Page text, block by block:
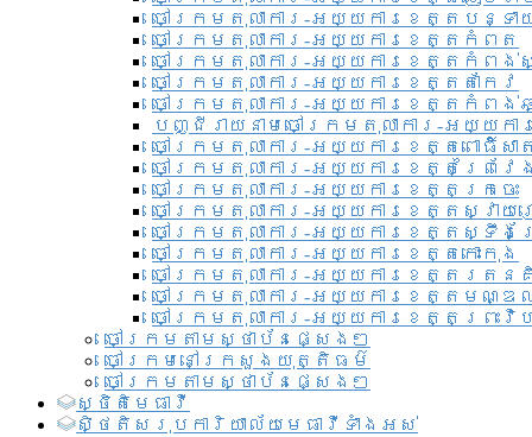
ចៅក្រមតុលាការ-អយ្យការខេត្តបន្ទា
ចៅក្រមតុលាការ-អយ្យការខេត្តកំពត
ចៅក្រមតុលាការ-អយ្យការខេត្តកំពង់
ចៅក្រមតុលាការ-អយ្យការខេត្តតាកែវ
ចៅក្រមតុលាការ-អយ្យការខេត្តកំពង់
បញ្ជីរាយនាមចៅក្រមតុលាការ-អយ្យក
ចៅក្រមតុលាការ-អយ្យការខេត្តពោធិ៍សា
ចៅក្រមតុលាការ-អយ្យការខេត្តព្រៃវែ
ចៅក្រមតុលាការ-អយ្យការខេត្តក្រចេះ
ចៅក្រមតុលាការ-អយ្យការខេត្តស្វាយ
ចៅក្រមតុលាការ-អយ្យការខេត្តស្ទឹង
ចៅក្រមតុលាការ-អយ្យការខេត្តកោះកុង
ចៅក្រមតុលាការ-អយ្យការខេត្តរតន
ចៅក្រមតុលាការ-អយ្យការខេត្តមណ្
ចៅក្រមតុលាការ-អយ្យការខេត្តព្រះវិហ
ចៅក្រមតាមស្ថាប័នផ្សេងៗ
ចៅក្រមនៅក្រសួងយុត្តិធម៌
ចៅក្រមតាមស្ថាប័នផ្សេងៗ
ស្ថិតិមេធាវី
សិ្ថតិសរុបការិយាល័យមេធាវីទាំងអស់​